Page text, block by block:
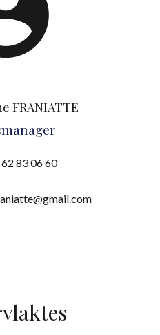
FRANIATTE
83 06 60